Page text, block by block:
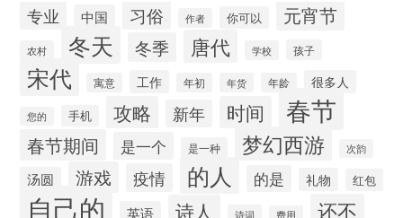
专业 中国 习俗 作者 你可以 元宵节
农村 冬天 冬季 唐代 学校 孩子
宋代 寓意 工作 年初 年货 年龄 很多人
您的 手机 攻略 新年 时间 春节
春节期间 是一个 是一种 梦幻西游 次韵
汤圆 游戏 疫情 的人 的是 礼物 红包
自己的 英语 诗人 诗词 费用 还不